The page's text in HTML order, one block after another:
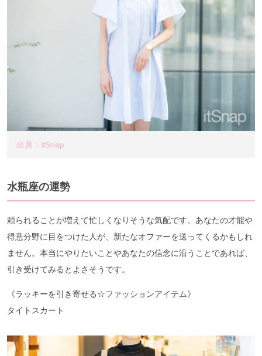
出典：itSnap
水瓶座の運勢
頼られることが増えて忙しくなりそうな気配です。あなたの才能や
得意分野に目をつけた人が、新たなオファーを送ってくるかもしれ
ません。本当にやりたいことやあなたの信念に沿うことであれば、
引き受けてみるとよさそうです。
《ラッキーを引き寄せる☆ファッションアイテム》
タイトスカート